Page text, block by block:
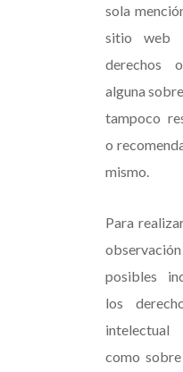
sola
sitio web
derechos
alguna
tampoco
o
mismo.
Para
posibles
los
como